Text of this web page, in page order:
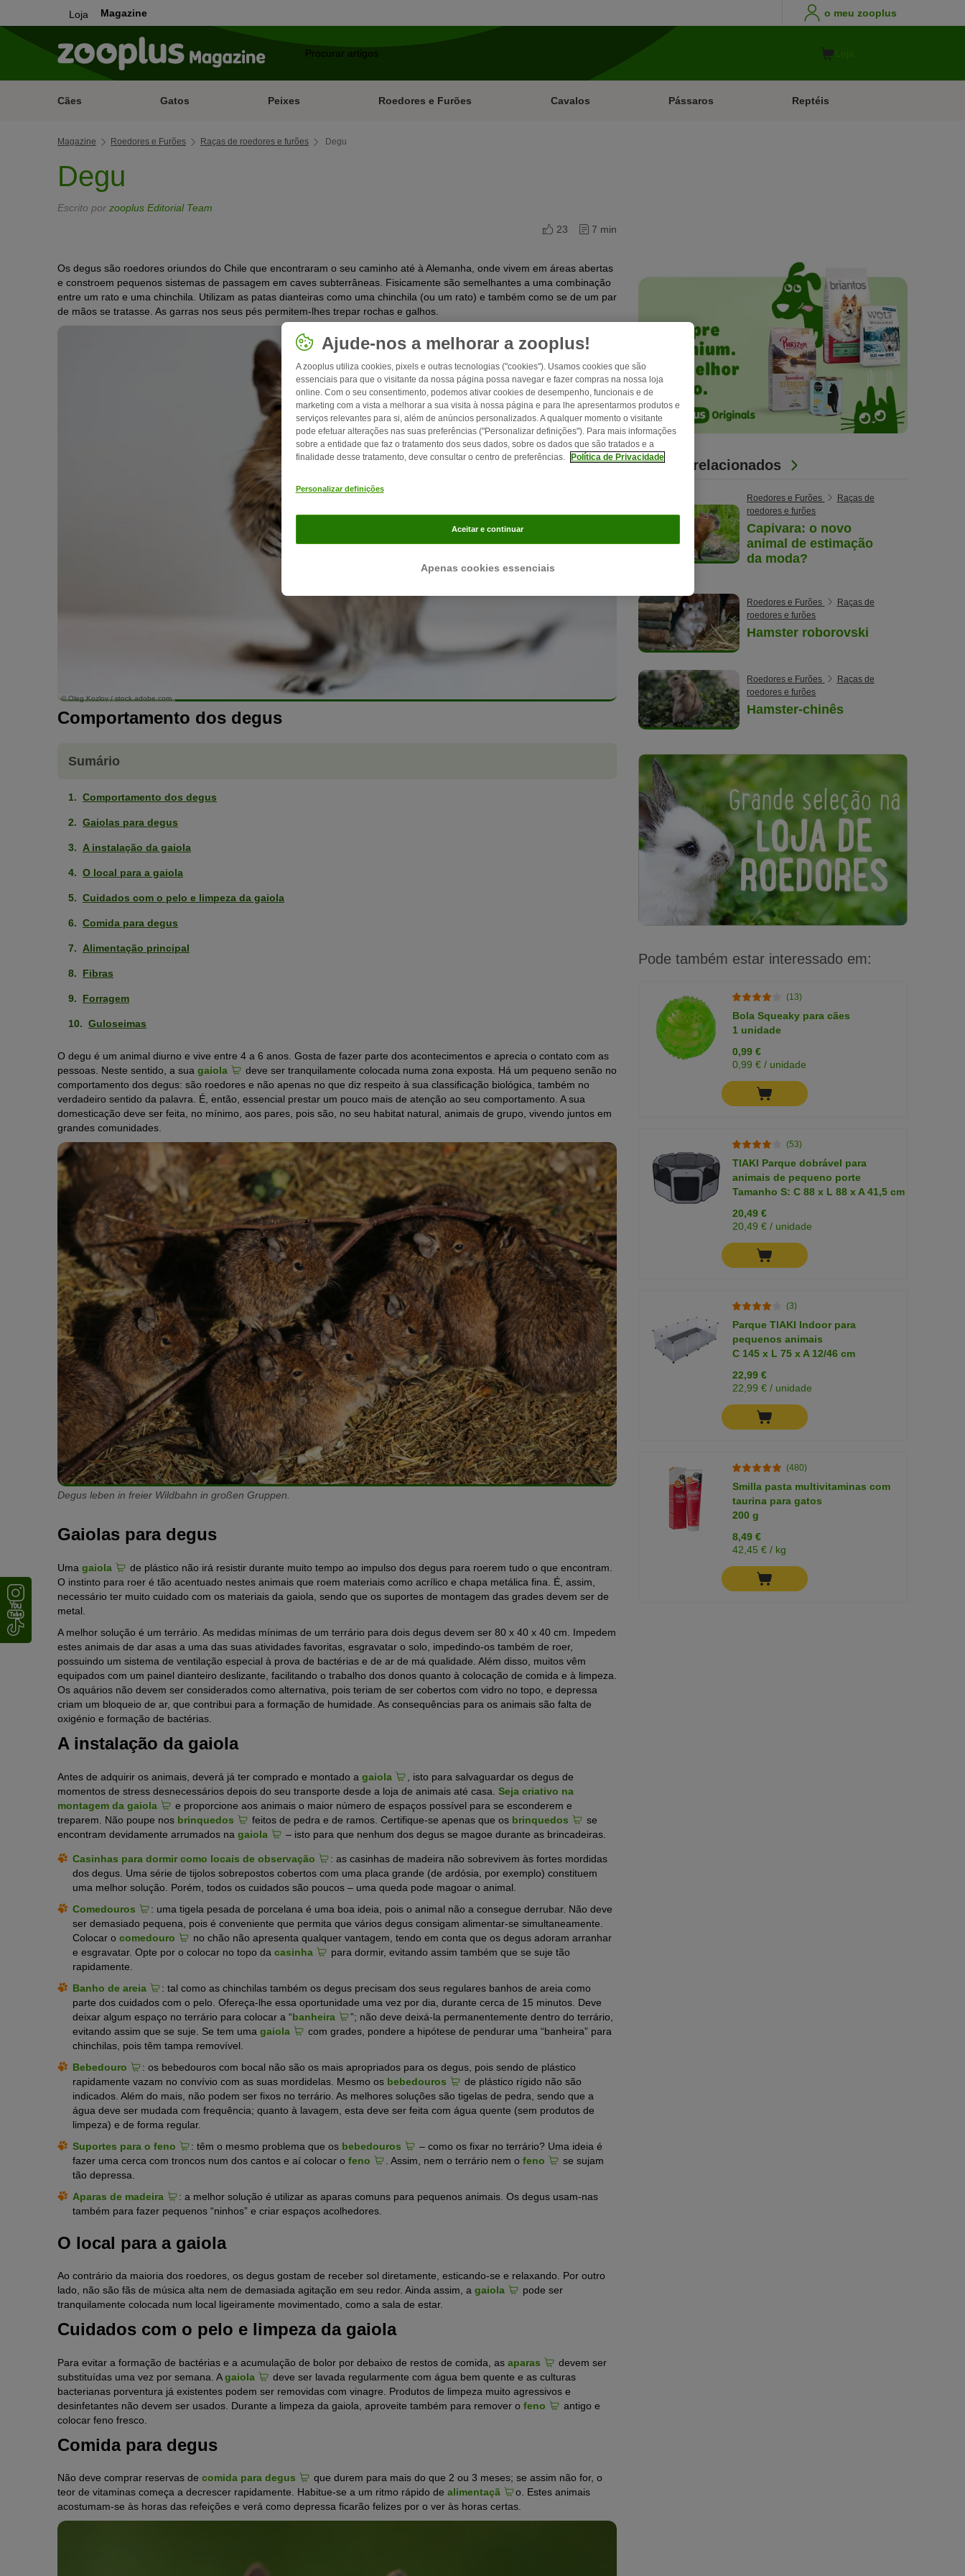
Loja Magazine o meu zooplus
Cães Gatos Peixes Roedores e Furões Cavalos Pássaros Reptéis
Magazine Roedores e Furões Raças de roedores e furões Degu
Degu
Escrito por zooplus Editorial Team
23
7 min
Os degus são roedores oriundos do Chile que encontraram o seu caminho até à Alemanha, onde vivem em áreas abertas
e constroem pequenos sistemas de passagem em caves subterrâneas. Fisicamente são semelhantes a uma combinação
entre um rato e uma chinchila. Utilizam as patas dianteiras como uma chinchila (ou um rato) e também como se de um par
de mãos se tratasse. As garras nos seus pés permitem-lhes trepar rochas e galhos.
© Oleg Kozlov / stock.adobe.com
Comportamento dos degus
Sumário
Comportamento dos degus
Gaiolas para degus
A instalação da gaiola
O local para a gaiola
Cuidados com o pelo e limpeza da gaiola
Comida para degus
Alimentação principal
Fibras
Forragem
Guloseimas
O degu é um animal diurno e vive entre 4 a 6 anos. Gosta de fazer parte dos acontecimentos e aprecia o contato com as
pessoas. Neste sentido, a sua gaiola
deve ser tranquilamente colocada numa zona exposta. Há um pequeno senão no
comportamento dos degus: são roedores e não apenas no que diz respeito à sua classificação biológica, também no
verdadeiro sentido da palavra. É, então, essencial prestar um pouco mais de atenção ao seu comportamento. A sua
domesticação deve ser feita, no mínimo, aos pares, pois são, no seu habitat natural, animais de grupo, vivendo juntos em
grandes comunidades.
Degus leben in freier Wildbahn in großen Gruppen.
Gaiolas para degus
Uma gaiola
de plástico não irá resistir durante muito tempo ao impulso dos degus para roerem tudo o que encontram.
O instinto para roer é tão acentuado nestes animais que roem materiais como acrílico e chapa metálica fina. É, assim,
necessário ter muito cuidado com os materiais da gaiola, sendo que os suportes de montagem das grades devem ser de
metal.
A melhor solução é um terrário. As medidas mínimas de um terrário para dois degus devem ser 80 x 40 x 40 cm. Impedem
estes animais de dar asas a uma das suas atividades favoritas, esgravatar o solo, impedindo-os também de roer,
possuindo um sistema de ventilação especial à prova de bactérias e de ar de má qualidade. Além disso, muitos vêm
equipados com um painel dianteiro deslizante, facilitando o trabalho dos donos quanto à colocação de comida e à limpeza.
Os aquários não devem ser considerados como alternativa, pois teriam de ser cobertos com vidro no topo, e depressa
criam um bloqueio de ar, que contribui para a formação de humidade. As consequências para os animais são falta de
oxigénio e formação de bactérias.
A instalação da gaiola
Antes de adquirir os animais, deverá já ter comprado e montado a gaiola
, isto para salvaguardar os degus de
momentos de stress desnecessários depois do seu transporte desde a loja de animais até casa. Seja criativo na
montagem da gaiola
e proporcione aos animais o maior número de espaços possível para se esconderem e
treparem. Não poupe nos brinquedos feitos de pedra e de ramos. Certifique-se apenas que os brinquedos
se
encontram devidamente arrumados na gaiola – isto para que nenhum dos degus se magoe durante as brincadeiras.
Casinhas para dormir como locais de observação
: as casinhas de madeira não sobrevivem às fortes mordidas
dos degus. Uma série de tijolos sobrepostos cobertos com uma placa grande (de ardósia, por exemplo) constituem
uma melhor solução. Porém, todos os cuidados são poucos – uma queda pode magoar o animal.
Comedouros
: uma tigela pesada de porcelana é uma boa ideia, pois o animal não a consegue derrubar. Não deve
ser demasiado pequena, pois é conveniente que permita que vários degus consigam alimentar-se simultaneamente.
Colocar o comedouro
no chão não apresenta qualquer vantagem, tendo em conta que os degus adoram arranhar
e esgravatar. Opte por o colocar no topo da casinha
para dormir, evitando assim também que se suje tão
rapidamente.
Banho de areia
: tal como as chinchilas também os degus precisam dos seus regulares banhos de areia como
parte dos cuidados com o pelo. Ofereça-lhe essa oportunidade uma vez por dia, durante cerca de 15 minutos. Deve
deixar algum espaço no terrário para colocar a “banheira
”; não deve deixá-la permanentemente dentro do terrário,
evitando assim que se suje. Se tem uma gaiola
com grades, pondere a hipótese de pendurar uma “banheira” para
chinchilas, pois têm tampa removível.
Bebedouro
: os bebedouros com bocal não são os mais apropriados para os degus, pois sendo de plástico
rapidamente vazam no convívio com as suas mordidelas. Mesmo os bebedouros
de plástico rígido não são
indicados. Além do mais, não podem ser fixos no terrário. As melhores soluções são tigelas de pedra, sendo que a
água deve ser mudada com frequência; quanto à lavagem, esta deve ser feita com água quente (sem produtos de
limpeza) e de forma regular.
Suportes para o feno
: têm o mesmo problema que os bebedouros
– como os fixar no terrário? Uma ideia é
fazer uma cerca com troncos num dos cantos e aí colocar o feno . Assim, nem o terrário nem o feno
se sujam
tão depressa.
Aparas de madeira
: a melhor solução é utilizar as aparas comuns para pequenos animais. Os degus usam-nas
também para fazer pequenos “ninhos” e criar espaços acolhedores.
O local para a gaiola
Ao contrário da maioria dos roedores, os degus gostam de receber sol diretamente, esticando-se e relaxando. Por outro
lado, não são fãs de música alta nem de demasiada agitação em seu redor. Ainda assim, a gaiola
pode ser
tranquilamente colocada num local ligeiramente movimentado, como a sala de estar.
Cuidados com o pelo e limpeza da gaiola
Para evitar a formação de bactérias e a acumulação de bolor por debaixo de restos de comida, as aparas
devem ser
substituídas uma vez por semana. Agaiola
deve ser lavada regularmente com água bem quente e as culturas
bacterianas porventura já existentes podem ser removidas com vinagre. Produtos de limpeza muito agressivos e
desinfetantes não devem ser usados. Durante a limpeza da gaiola, aproveite também para remover o feno
antigo e
colocar feno fresco.
Comida para degus
Não deve comprar reservas de comida para degus
que durem para mais do que 2 ou 3 meses; se assim não for, o
teor de vitaminas começa a decrescer rapidamente. Habitue-se a um ritmo rápido de alimentaçã
o. Estes animais
acostumam-se às horas das refeições e verá como depressa ficarão felizes por o ver às horas certas.
Artigos relacionados
Roedores e Furões
Raças de
roedores e furões
Capivara: o novo
animal de estimação
da moda?
Roedores e Furões
Raças de
roedores e furões
Hamster roborovski
Roedores e Furões
Raças de
roedores e furões
Hamster-chinês
Pode também estar interessado em:
(13)
Bola Squeaky para cães
1 unidade
0,99 €
0,99 € / unidade
(53)
TIAKI Parque dobrável para
animais de pequeno porte
Tamanho S: C 88 x L 88 x A 41,5 cm
20,49 €
20,49 € / unidade
(3)
Parque TIAKI Indoor para
pequenos animais
C 145 x L 75 x A 12/46 cm
22,99 €
22,99 € / unidade
(480)
Smilla pasta multivitaminas com
taurina para gatos
200 g
8,49 €
42,45 € / kg
Ajude-nos a melhorar a zooplus!
A zooplus utiliza cookies, pixels e outras tecnologias ("cookies"). Usamos cookies que são
essenciais para que o visitante da nossa página possa navegar e fazer compras na nossa loja
online. Com o seu consentimento, podemos ativar cookies de desempenho, funcionais e de
marketing com a vista a melhorar a sua visita à nossa página e para lhe apresentarmos produtos e
serviços relevantes para si, além de anúncios personalizados. A qualquer momento o visitante
pode efetuar alterações nas suas preferências ("Personalizar definições"). Para mais informações
sobre a entidade que faz o tratamento dos seus dados, sobre os dados que são tratados e a
finalidade desse tratamento, deve consultar o centro de preferências.
Política de Privacidade
Personalizar definições
Apenas cookies essenciais
Aceitar e continuar